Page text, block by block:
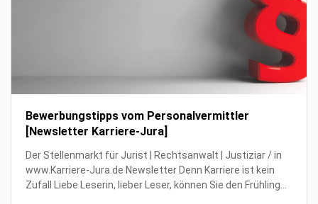
Bewerbungstipps vom Personalvermittler
[Newsletter Karriere-Jura]
Der Stellenmarkt für Jurist | Rechtsanwalt | Justiziar / in
www.Karriere-Jura.de Newsletter Denn Karriere ist kein
Zufall Liebe Leserin, lieber Leser, können Sie den Frühling